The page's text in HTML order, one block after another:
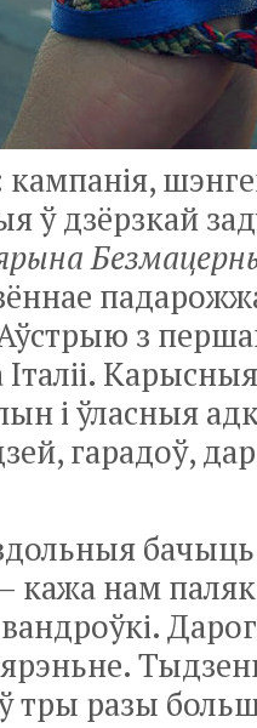
ў дзёрзкай
з
і ўласныя
гарадоў,
бачыць
кажа нам
тры разы